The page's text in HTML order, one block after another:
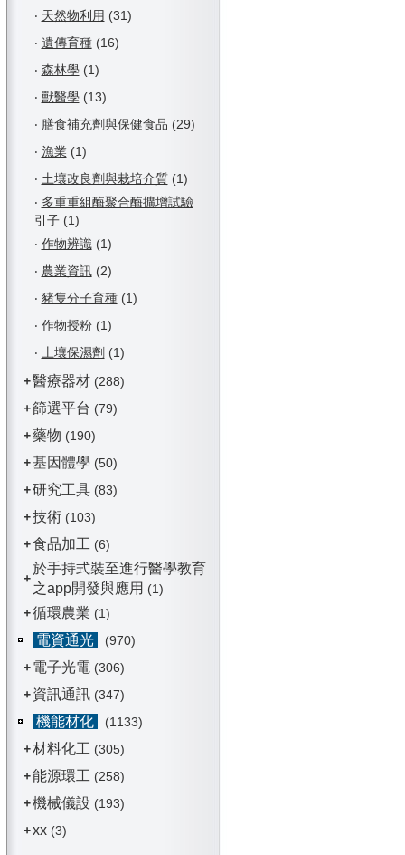
‧ 天然物利用 (31)
‧ 遺傳育種(16)
‧ 森林學(1)
‧ 獸醫學(13)
‧ 膳食補充劑與保健食品 (29)
‧ 漁業(1)
‧ 土壤改良劑與栽培介質(1)
‧ 多重重組酶聚合酶擴增試驗
引子(1)
‧ 作物辨識(1)
‧ 農業資訊(2)
‧ 豬隻分子育種(1)
‧ 作物授粉(1)
‧ 土壤保濕劑 (1)
+醫療器材 (288)
+篩選平台 (79)
+藥物 (190)
+基因體學 (50)
+研究工具(83)
+技術(103)
+食品加工 (6)
+
於手持式裝至進行醫學教育
之app開發與應用 (1)
+循環農業 (1)
電資通光
(970)
+ 電子光電 (306)
+ 資訊通訊(347)
機能材化
(1133)
+材料化工 (305)
+能源環工 (258)
+機械儀設 (193)
+xx(3)